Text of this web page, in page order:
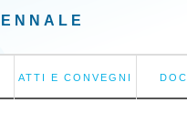
ATTI E CONVEGNI